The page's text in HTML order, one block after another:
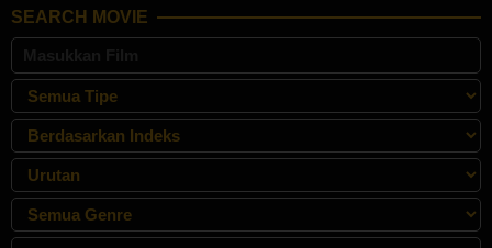
SEARCH MOVIE